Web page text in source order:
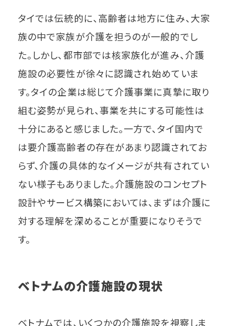
タイでは伝統的に、高齢者は地方に住み、大家
族の中で家族が介護を担うのが一般的でし
た。しかし、都市部では核家族化が進み、介護
施設の必要性が徐々に認識され始めていま
す。タイの企業は総じて介護事業に真摯に取り
組む姿勢が見られ、事業を共にする可能性は
十分にあると感じました。一方で、タイ国内で
は要介護高齢者の存在があまり認識されてお
らず、介護の具体的なイメージが共有されてい
ない様子もありました。介護施設のコンセプト
設計やサービス構築においては、まずは介護に
対する理解を深めることが重要になりそうで
す。
ベトナムの介護施設の現状
ベトナムでは、いくつかの介護施設を視察しま